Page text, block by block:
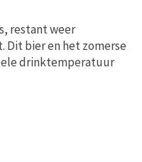
restant weer
Dit bier en het zomerse
drinktemperatuur